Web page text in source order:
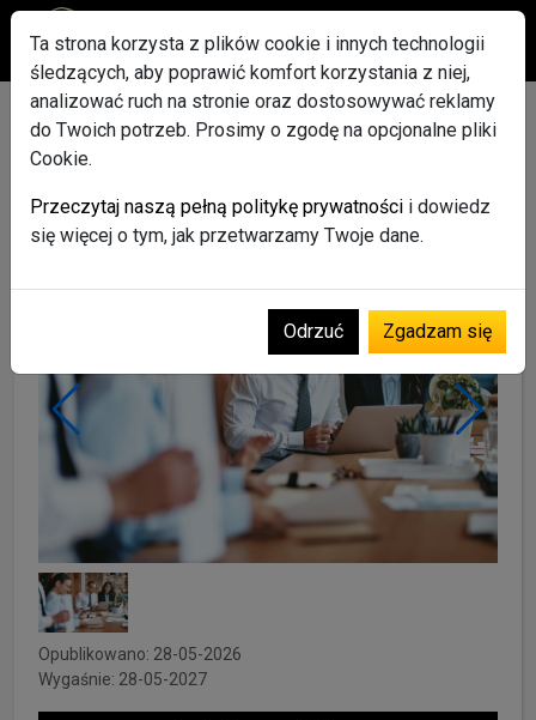
Rozliczanie projektów
unijnych
Usługi i Firmy Usługi Pozostałe usługi
Opublikowano: 28-05-2026
Wygaśnie: 28-05-2027
Ta strona korzysta z plików cookie i innych technologii
śledzących, aby poprawić komfort korzystania z niej,
analizować ruch na stronie oraz dostosowywać reklamy
do Twoich potrzeb. Prosimy o zgodę na opcjonalne pliki
Cookie.
Przeczytaj naszą pełną politykę prywatności i dowiedz
się więcej o tym, jak przetwarzamy Twoje dane.
Odrzuć Zgadzam się